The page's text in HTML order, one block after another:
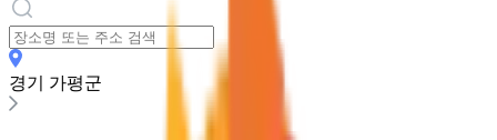
경기 가평군